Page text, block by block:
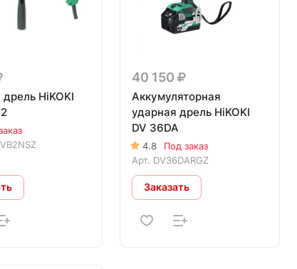
HiKOKI
40 150
Аккумуляторная
ударная дрель HiKOKI
DV 36DA
4.8
Под заказ
Арт. DV36DARGZ
Заказать